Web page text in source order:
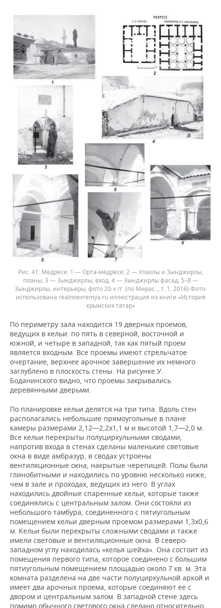
Рис. 41. Медресе: 1 — Орта-медресе; 2 — Улаклы и 3ынджирлы,
планы; 3 — 3ынджирлы, вход; 4 — 3ынджирлы фасад; 5–8 —
3ынджирлы, интерьеры, фото 20-х гг. (по Мирас.., т. 1, 2016)
использована realnoevremya.ru иллюстрация из книги «История
крымских татар»
По периметру зала находится 19 дверных проемов,
ведущих в кельи: по пять в северной, восточной и
южной, и четыре в западной, так как пятый проем
является входным. Все проемы имеют стрельчатое
очертание, верхнее арочное завершение их немного
заглублено в плоскость стены. На рисунке У.
Боданинского видно, что проемы закрывались
деревянными дверьми.
По планировке кельи делятся на три типа. Вдоль стен
располагались небольшие прямоугольные в плане
камеры размерами 2,12—2,2х1,1 м и высотой 1,7—2,0 м.
Все кельи перекрыты полуциркульными сводами,
напротив входа в стенах сделаны маленькие световые
окна в виде амбразур, в сводах устроены
вентиляционные окна, накрытые черепицей. Полы были
глинобитными и находились по уровню несколько ниже,
чем в зале и проходах, ведущих из него. В углах
находились двойные спаренные кельи, которые также
соединялись с центральным залом. Они состояли из
небольшого тамбура, соединенного с пятиугольным
помещением кельи дверным проемом размерами 1,3х0,6
м. Кельи были перекрыты сложными сводами и также
имели световые и вентиляционные окна. В северо-
западном углу находилась «келья шейха». Она состоит из
помещения первого типа, которое соединено с большим
пятиугольным помещением площадью около 7 кв. м. Эта
комната разделена на две части полуциркульной аркой и
имеет два арочных проема, которые соединяют ее с
двором и центральным залом. В западной стене здесь
помимо обычного светового окна сделано относительно